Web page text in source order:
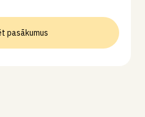
pasākumus